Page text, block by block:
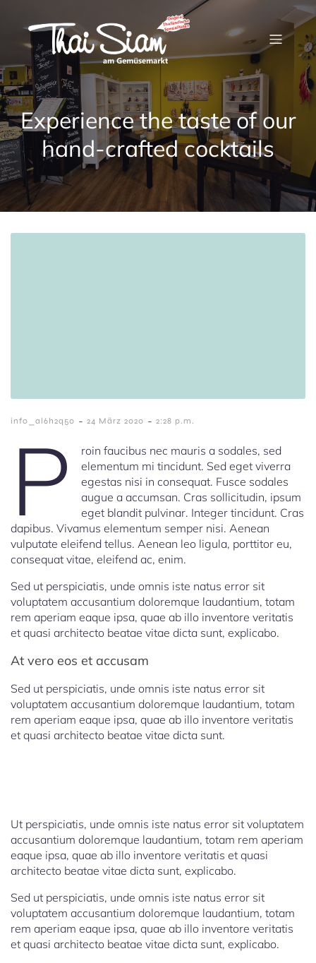
Experience the taste of our
hand-crafted cocktails
info_al6h2q50 - 24 März 2020 - 2:28 p.m.
P
roin faucibus nec mauris a sodales, sed
elementum mi tincidunt. Sed eget viverra
egestas nisi in consequat. Fusce sodales
augue a accumsan. Cras sollicitudin, ipsum
eget blandit pulvinar. Integer tincidunt. Cras
dapibus. Vivamus elementum semper nisi. Aenean
vulputate eleifend tellus. Aenean leo ligula, porttitor eu,
consequat vitae, eleifend ac, enim.
Sed ut perspiciatis, unde omnis iste natus error sit
voluptatem accusantium doloremque laudantium, totam
rem aperiam eaque ipsa, quae ab illo inventore veritatis
et quasi architecto beatae vitae dicta sunt, explicabo.
At vero eos et accusam
Sed ut perspiciatis, unde omnis iste natus error sit
voluptatem accusantium doloremque laudantium, totam
rem aperiam eaque ipsa, quae ab illo inventore veritatis
et quasi architecto beatae vitae dicta sunt.
Ut perspiciatis, unde omnis iste natus error sit voluptatem
accusantium doloremque laudantium, totam rem aperiam
eaque ipsa, quae ab illo inventore veritatis et quasi
architecto beatae vitae dicta sunt, explicabo.
Sed ut perspiciatis, unde omnis iste natus error sit
voluptatem accusantium doloremque laudantium, totam
rem aperiam eaque ipsa, quae ab illo inventore veritatis
et quasi architecto beatae vitae dicta sunt, explicabo.